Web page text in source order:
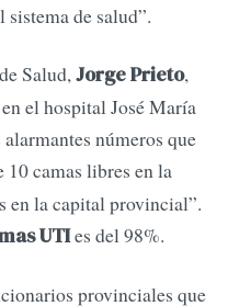
de salud”.
Salud,Jorge Prieto,
el hospital José María
números que
10 camas libres en la
en la capital provincial”.
UTIes del 98%.
provinciales que